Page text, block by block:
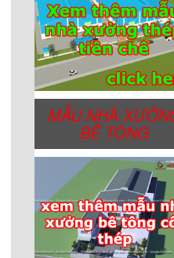
MẪU NHÀ
BÊ TÔNG